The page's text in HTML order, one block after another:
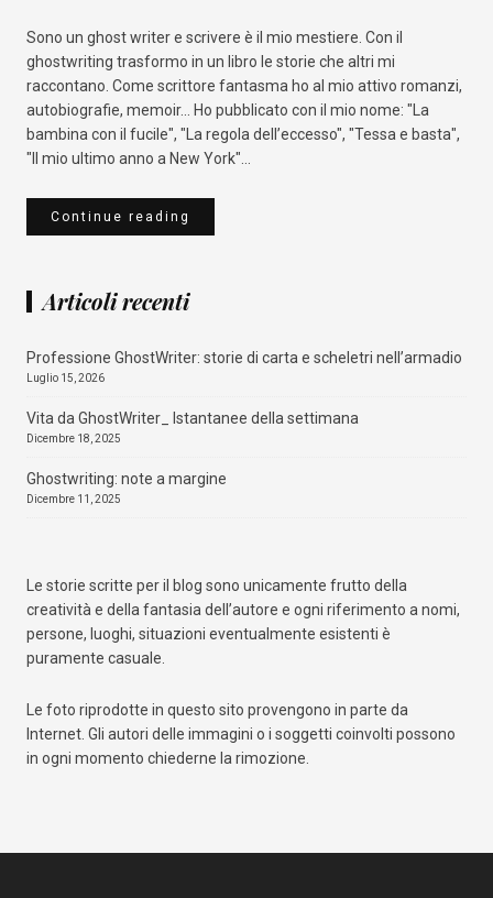
Sono un ghost writer e scrivere è il mio mestiere. Con il
ghostwriting trasformo in un libro le storie che altri mi
raccontano. Come scrittore fantasma ho al mio attivo romanzi,
autobiografie, memoir... Ho pubblicato con il mio nome: "La
bambina con il fucile", "La regola dell’eccesso", "Tessa e basta",
"Il mio ultimo anno a New York"...
Continue reading
Articoli recenti
Professione GhostWriter: storie di carta e scheletri nell’armadio
Luglio 15, 2026
Vita da GhostWriter_ Istantanee della settimana
Dicembre 18, 2025
Ghostwriting: note a margine
Dicembre 11, 2025
Le storie scritte per il blog sono unicamente frutto della
creatività e della fantasia dell’autore e ogni riferimento a nomi,
persone, luoghi, situazioni eventualmente esistenti è
puramente casuale.
Le foto riprodotte in questo sito provengono in parte da
Internet. Gli autori delle immagini o i soggetti coinvolti possono
in ogni momento chiederne la rimozione.